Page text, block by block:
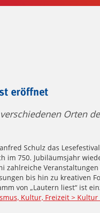
eröffnet
Orten
Schulz das
im 750. Jubiläumsjahr
zahlreiche Veranstaltungen
bis hin zu kreativen
von „Lautern liest“ ist
Kultur, Freizeit >